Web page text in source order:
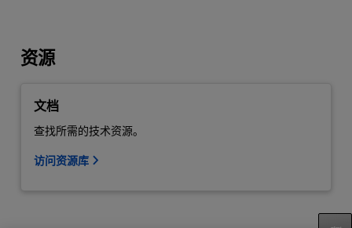
资源
文档
查找所需的技术资源。
访问资源库